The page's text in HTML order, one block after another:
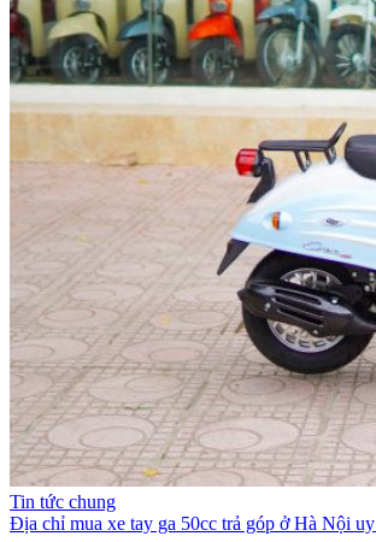
Tin tức chung
Địa chỉ mua xe tay ga 50cc trả góp ở Hà Nội